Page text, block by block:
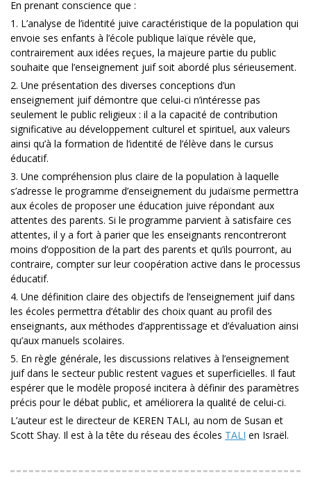
En prenant conscience que :
1. L’analyse de l’identité juive caractéristique de la population qui
envoie ses enfants à l’école publique laïque révèle que,
contrairement aux idées reçues, la majeure partie du public
souhaite que l’enseignement juif soit abordé plus sérieusement.
2. Une présentation des diverses conceptions d’un
enseignement juif démontre que celui-ci n’intéresse pas
seulement le public religieux : il a la capacité de contribution
significative au développement culturel et spirituel, aux valeurs
ainsi qu’à la formation de l’identité de l’élève dans le cursus
éducatif.
3. Une compréhension plus claire de la population à laquelle
s’adresse le programme d’enseignement du judaïsme permettra
aux écoles de proposer une éducation juive répondant aux
attentes des parents. Si le programme parvient à satisfaire ces
attentes, il y a fort à parier que les enseignants rencontreront
moins d’opposition de la part des parents et qu’ils pourront, au
contraire, compter sur leur coopération active dans le processus
éducatif.
4. Une définition claire des objectifs de l’enseignement juif dans
les écoles permettra d’établir des choix quant au profil des
enseignants, aux méthodes d’apprentissage et d’évaluation ainsi
qu’aux manuels scolaires.
5. En règle générale, les discussions relatives à l’enseignement
juif dans le secteur public restent vagues et superficielles. Il faut
espérer que le modèle proposé incitera à définir des paramètres
précis pour le débat public, et améliorera la qualité de celui-ci.
L’auteur est le directeur de KEREN TALI, au nom de Susan et
Scott Shay. Il est à la tête du réseau des écoles TALI en Israël.